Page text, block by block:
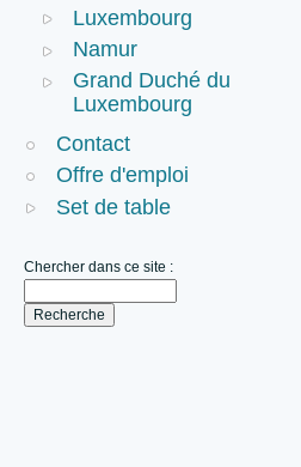
Luxembourg
Namur
Grand Duché du
Luxembourg
Contact
Offre d'emploi
Set de table
Chercher dans ce site :